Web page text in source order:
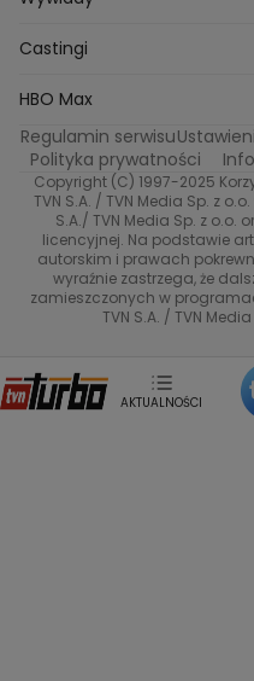
Kacper Jeneralski
Katarzyna Rozmyslowicz
Anna Samusionek
Damian MichalowskiEwa
Magdalena Gwozdz
Tadeusz Huk Lucyna Malec
Marta JankowskaBartosz
Malwina Wedzikowska
Helena Englert Aleksander
Sonia Mietielica
Maciej Kuciel
Weekendowa Metamorfoza
99 gra o wszystko
Życie na kredycie
Nasze Programy
Program TV
Przepisy
TVN
Dzień Dobry TVN
TVN7
TVN Style
Co za tydzień
TTV
Castingi
HBO Max
Regulamin serwisu
Polityka prywatności
Copyright (C) 1997-2025
TVN S.A. / TVN Media Sp. z
S.A./ TVN Media Sp. z
licencyjnej. Na podstawie
autorskim i prawach
wyraźnie zastrzega, że
zamieszczonych w
TVN S.A. / TVN
AKTUALNOŚCI